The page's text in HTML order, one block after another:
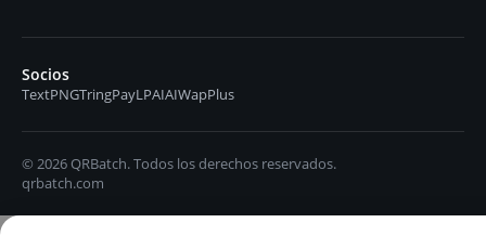
Socios
TextPNGTringPayLPAIAIWapPlus
© 2026 QRBatch. Todos los derechos reservados.
qrbatch.com